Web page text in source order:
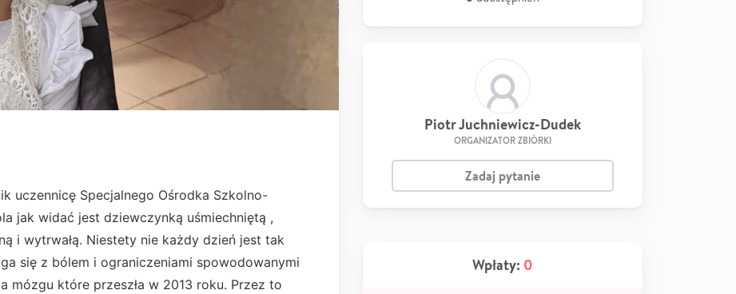
uczennicę Specjalnego Ośrodka Szkolno-
jak widać jest dziewczynką uśmiechniętą ,
i wytrwałą. Niestety nie każdy dzień jest tak
się z bólem i ograniczeniami spowodowanymi
mózgu które przeszła w 2013 roku. Przez to
Piotr Juchniewicz-Dudek
ORGANIZATOR ZBIÓRKI
Zadaj pytanie
Wpłaty: 0